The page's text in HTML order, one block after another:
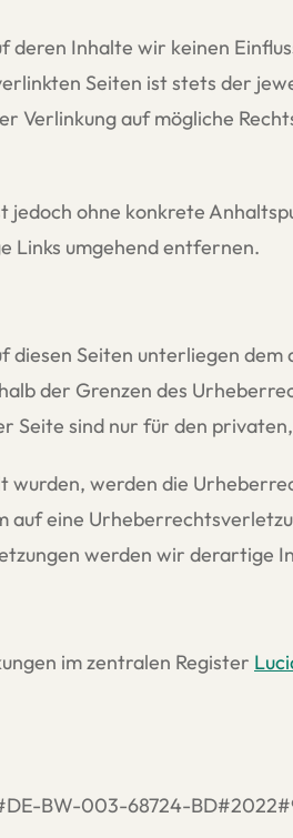
Inhalte wir keinen
Seiten ist stets der
Verlinkung auf mögliche
ohne konkrete
Links umgehend entfernen.
Seiten unterliegen
der Grenzen des
Seite sind nur für den
werden die
eine
werden wir derartige
im zentralen Register
BW-003-68724-